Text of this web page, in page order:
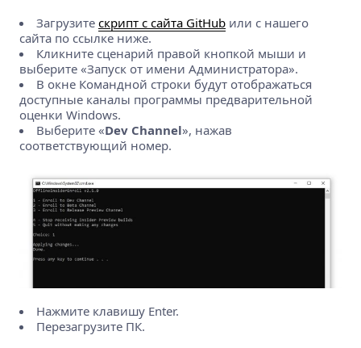
Загрузите скрипт с сайта GitHub или с нашего
сайта по ссылке ниже.
Кликните сценарий правой кнопкой мыши и
выберите «Запуск от имени Администратора».
В окне Командной строки будут отображаться
доступные каналы программы предварительной
оценки Windows.
Выберите «Dev Channel», нажав
соответствующий номер.
Нажмите клавишу Enter.
Перезагрузите ПК.